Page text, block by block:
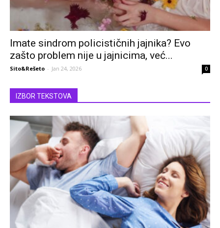
Imate sindrom policističnih jajnika? Evo
zašto problem nije u jajnicima, već...
Sito&Rešeto - Jan 24, 2026 0
IZBOR TEKSTOVA